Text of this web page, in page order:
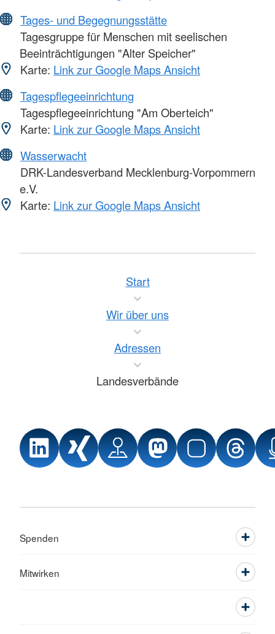
Tages- und Begegnungsstätte
Tagesgruppe für Menschen mit seelischen
Beeinträchtigungen "Alter Speicher"
Karte: Link zur Google Maps Ansicht
Tagespflegeeinrichtung
Tagespflegeeinrichtung "Am Oberteich"
Karte: Link zur Google Maps Ansicht
Wasserwacht
DRK-Landesverband Mecklenburg-Vorpommern
e.V.
Karte: Link zur Google Maps Ansicht
Start
Wir über uns
Adressen
Landesverbände
Spenden
Mitwirken